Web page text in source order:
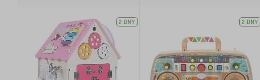
2 DNY 2 DNY